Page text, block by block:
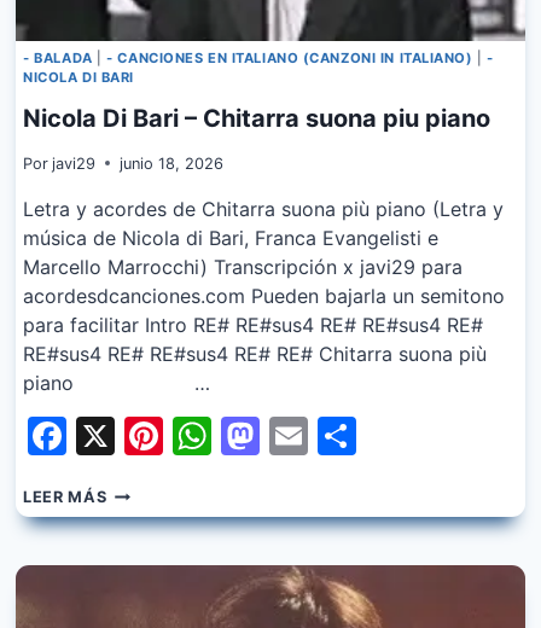
- BALADA |- CANCIONES EN ITALIANO (CANZONI IN ITALIANO) |-
NICOLA DI BARI
Nicola Di Bari – Chitarra suona piu piano
Por javi29 junio 18, 2026
Letra y acordes de Chitarra suona più piano (Letra y
música de Nicola di Bari, Franca Evangelisti e
Marcello Marrocchi) Transcripción x javi29 para
acordesdcanciones.com Pueden bajarla un semitono
para facilitar Intro RE# RE#sus4 RE# RE#sus4 RE#
RE#sus4 RE# RE#sus4 RE# RE# Chitarra suona più
piano …
Facebook
X Pinterest
WhatsApp
Mastodon
Email
LEER MÁSNICOLA
DI
BARI